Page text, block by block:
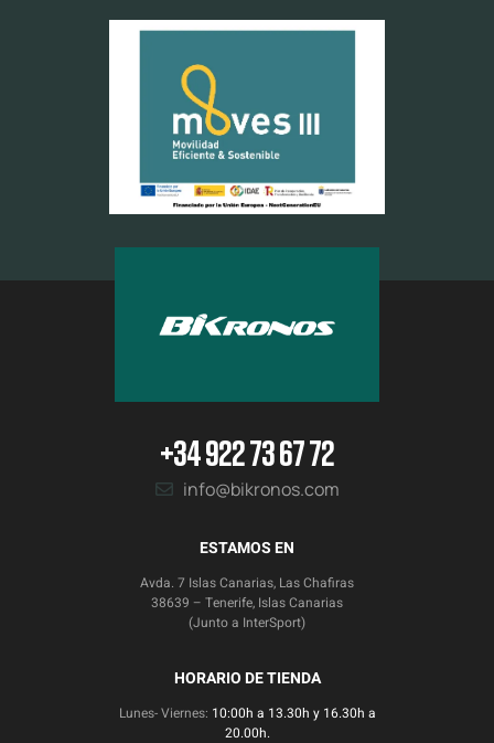
+34 922 73 67 72
info@bikronos.com
ESTAMOS EN
Avda. 7 Islas Canarias, Las Chafiras
38639 – Tenerife, Islas Canarias
(Junto a InterSport)
HORARIO DE TIENDA
Lunes- Viernes: 10:00h a 13.30h y 16.30h a
20.00h.